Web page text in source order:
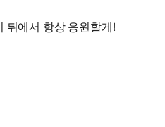
뒤에서 항상 응원할게!